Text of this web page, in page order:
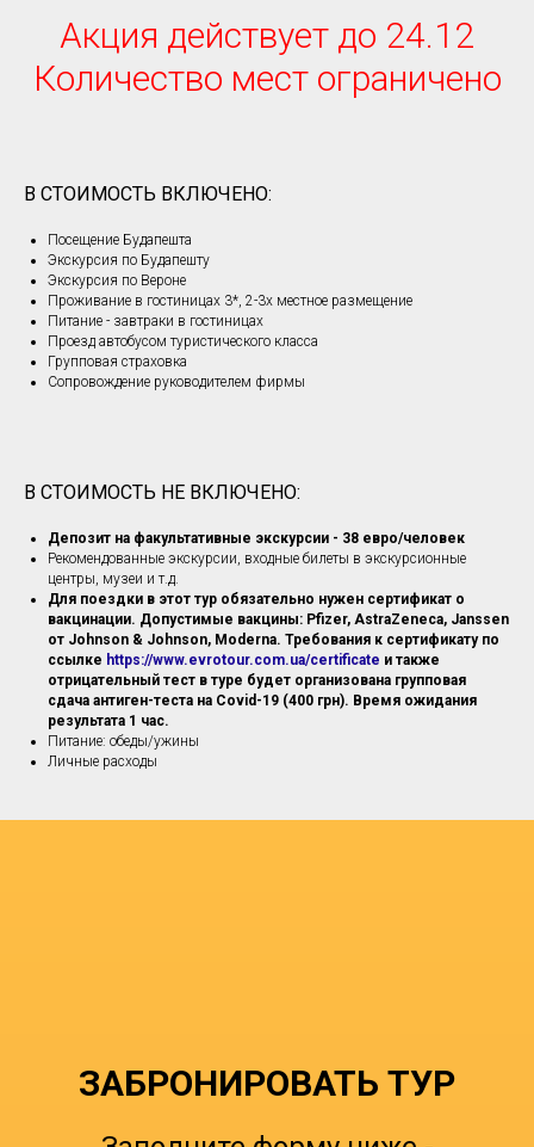
Акция действует до 24.12
Количество мест ограничено
В СТОИМОСТЬ ВКЛЮЧЕНО:
Посещение Будапешта
Экскурсия по Будапешту
Экскурсия по Вероне
Проживание в гостиницах 3*, 2-3х местное размещение
Питание - завтраки в гостиницах
Проезд автобусом туристического класса
Групповая страховка
Сопровождение руководителем фирмы
В СТОИМОСТЬ НЕ ВКЛЮЧЕНО:
Депозит на факультативные экскурсии - 38 евро/человек
Рекомендованные экскурсии, входные билеты в экскурсионные
центры, музеи и т.д.
Для поездки в этот тур обязательно нужен сертификат о
вакцинации. Допустимые вакцины: Pfizer, AstraZeneca, Janssen
от Johnson & Johnson, Moderna. Требования к сертификату по
ссылке https://www.evrotour.com.ua/certificate и также
отрицательный тест в туре будет организована групповая
сдача антиген-теста на Covid-19 (400 грн). Время ожидания
результата 1 час.
Питание: обеды/ужины
Личные расходы
ЗАБРОНИРОВАТЬ ТУР